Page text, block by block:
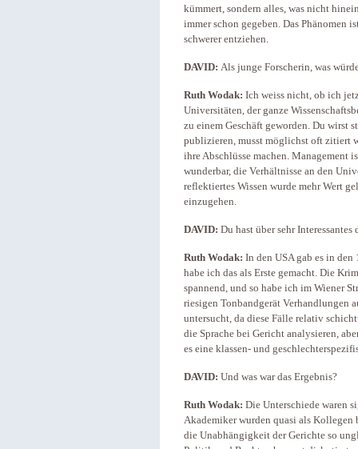
kümmert, sondern alles, was nicht
immer schon gegeben. Das Phänomen
schwerer entziehen.
DAVID: Als junge Forscherin, was
Ruth Wodak: Ich weiss nicht, ob ich
Universitäten, der ganze
zu einem Geschäft geworden. Du wirst
publizieren, musst möglichst oft zitiert
ihre Abschlüsse machen. Management
wunderbar, die Verhältnisse an den
reflektiertes Wissen wurde mehr Wert
einzugehen.
DAVID: Du hast über sehr
Ruth Wodak: In den USA gab es in
habe ich das als Erste gemacht. Die
spannend, und so habe ich im Wiener
riesigen Tonbandgerät Verhandlungen
untersucht, da diese Fälle relativ
die Sprache bei Gericht analysieren,
es eine klassen- und
DAVID: Und was war das Ergebnis?
Ruth Wodak: Die Unterschiede waren
Akademiker wurden quasi als
die Unabhängigkeit der Gerichte so